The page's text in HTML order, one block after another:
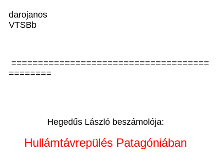
darojanos
VTSBb
=====================================
========
Hegedűs László beszámolója:
Hullámtávrepülés Patagóniában